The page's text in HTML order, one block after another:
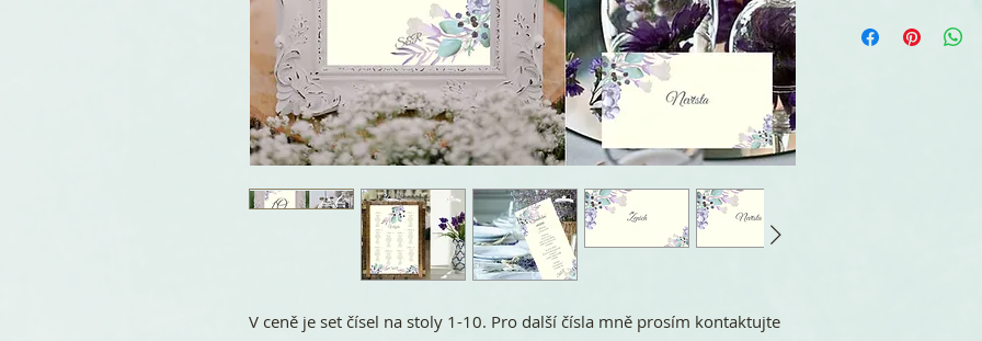
V ceně je set čísel na stoly 1-10. Pro další čísla mně prosím kontaktujte